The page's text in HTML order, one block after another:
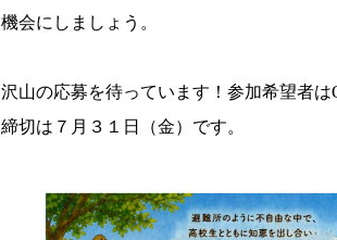
機会にしましょう。
沢山の応募を待っています！参加希望者は
締切は７月３１日（金）です。